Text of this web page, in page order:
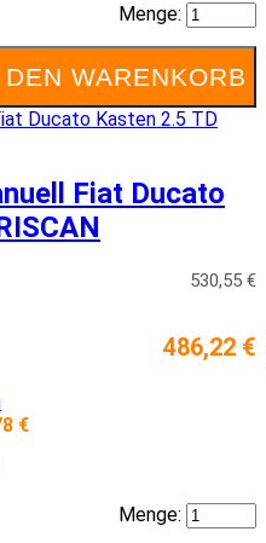
Menge:
DEN WARENKORB
Fiat Ducato
530,55 €
486,22 €
€
Menge: